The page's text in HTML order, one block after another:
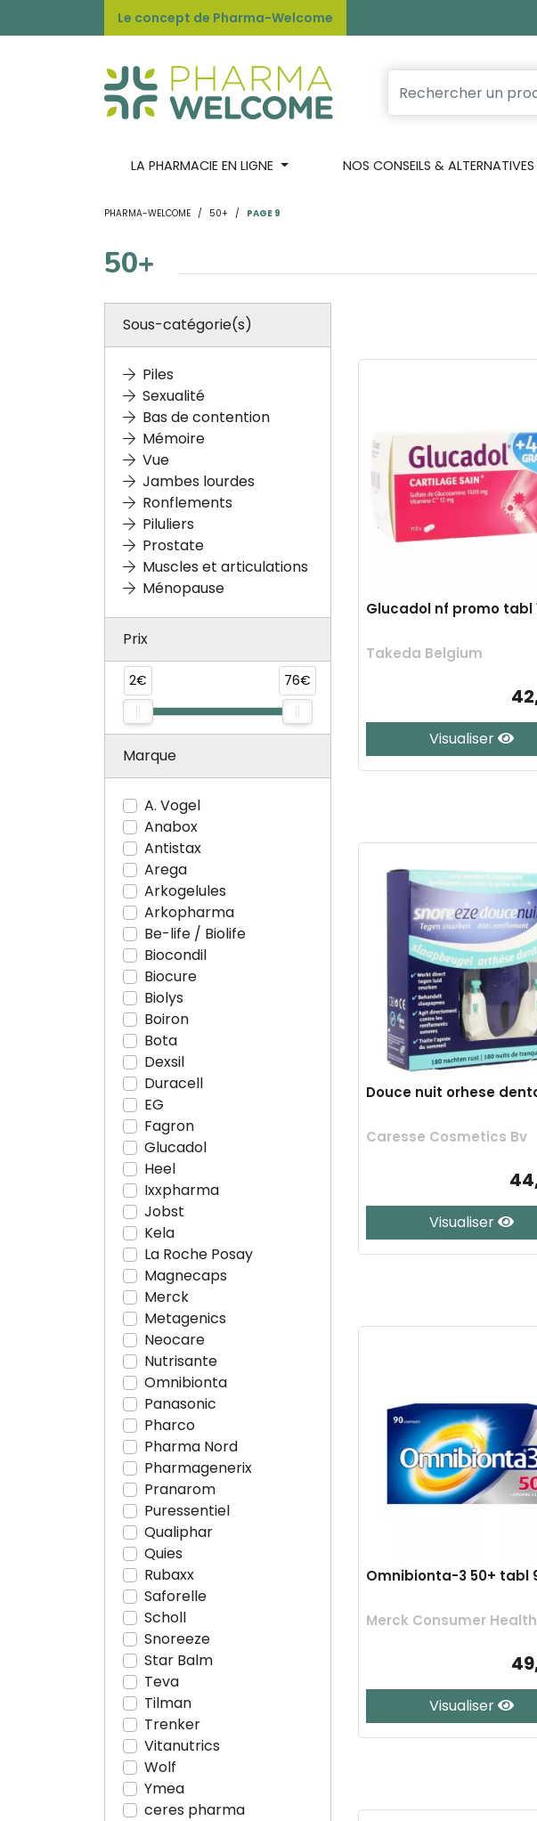
Le concept de Pharma-Welcome
LA PHARMACIE EN LIGNE NOS CONSEILS & ALTERNATIVES
PHARMA-WELCOME 50+ PAGE 9
50+
Sous-catégorie(s)
Piles
Sexualité
Bas de contention
Mémoire
Vue
Jambes lourdes
Ronflements
Piluliers
Prostate
Muscles et articulations
Ménopause
Prix
2€ 76€
Marque
A. Vogel
Anabox
Antistax
Arega
Arkogelules
Arkopharma
Be-life / Biolife
Biocondil
Biocure
Biolys
Boiron
Bota
Dexsil
Duracell
EG
Fagron
Glucadol
Heel
Ixxpharma
Jobst
Kela
La Roche Posay
Magnecaps
Merck
Metagenics
Neocare
Nutrisante
Omnibionta
Panasonic
Pharco
Pharma Nord
Pharmagenerix
Pranarom
Puressentiel
Qualiphar
Quies
Rubaxx
Saforelle
Scholl
Snoreeze
Star Balm
Teva
Tilman
Trenker
Vitanutrics
Wolf
Ymea
ceres pharma
Glucadol nf promo tabl
Takeda Belgium
Visualiser
Douce nuit orhese
Caresse Cosmetics Bv
Visualiser
Omnibionta-3 50+ tabl
Merck Consumer
Visualiser